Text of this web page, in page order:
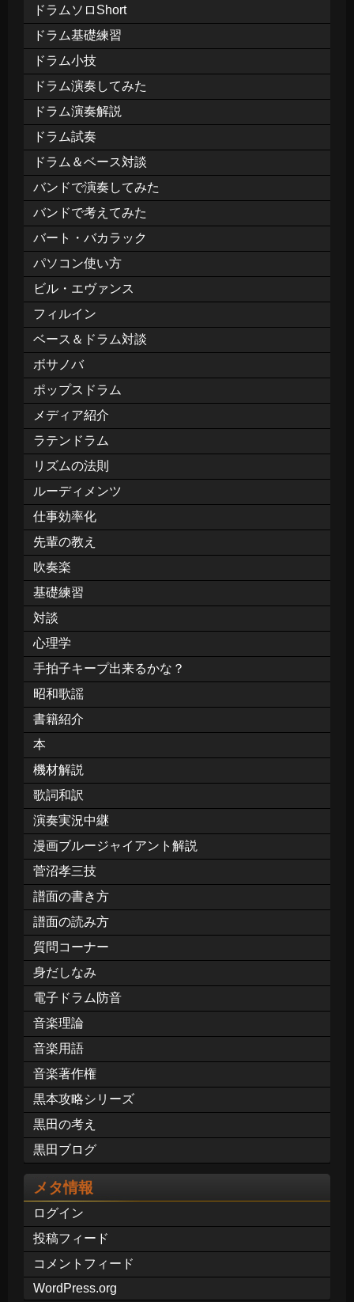
ドラムソロShort
ドラム基礎練習
ドラム小技
ドラム演奏してみた
ドラム演奏解説
ドラム試奏
ドラム＆ベース対談
バンドで演奏してみた
バンドで考えてみた
バート・バカラック
パソコン使い方
ビル・エヴァンス
フィルイン
ベース＆ドラム対談
ボサノバ
ポップスドラム
メディア紹介
ラテンドラム
リズムの法則
ルーディメンツ
仕事効率化
先輩の教え
吹奏楽
基礎練習
対談
心理学
手拍子キープ出来るかな？
昭和歌謡
書籍紹介
本
機材解説
歌詞和訳
演奏実況中継
漫画ブルージャイアント解説
菅沼孝三技
譜面の書き方
譜面の読み方
質問コーナー
身だしなみ
電子ドラム防音
音楽理論
音楽用語
音楽著作権
黒本攻略シリーズ
黒田の考え
黒田ブログ
メタ情報
ログイン
投稿フィード
コメントフィード
WordPress.org